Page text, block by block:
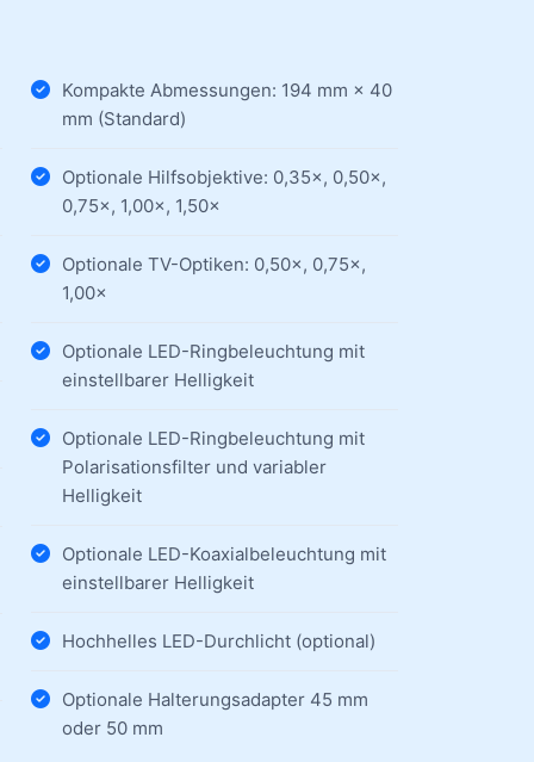
Kompakte Abmessungen: 194 mm × 40
mm (Standard)
Optionale Hilfsobjektive: 0,35×, 0,50×,
0,75×, 1,00×, 1,50×
Optionale TV-Optiken: 0,50×, 0,75×,
1,00×
Optionale LED-Ringbeleuchtung mit
einstellbarer Helligkeit
Optionale LED-Ringbeleuchtung mit
Polarisationsfilter und variabler
Helligkeit
Optionale LED-Koaxialbeleuchtung mit
einstellbarer Helligkeit
Hochhelles LED-Durchlicht (optional)
Optionale Halterungsadapter 45 mm
oder 50 mm